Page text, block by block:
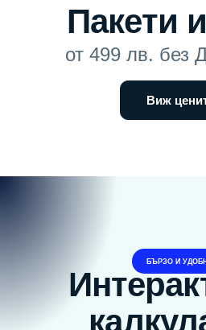
Пакети
от 499 лв. без
Виж
БЪРЗО И